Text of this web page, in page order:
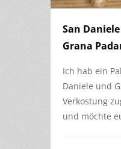
San
Grana
Ich hab ein
Daniele und
Verkostung
und möchte